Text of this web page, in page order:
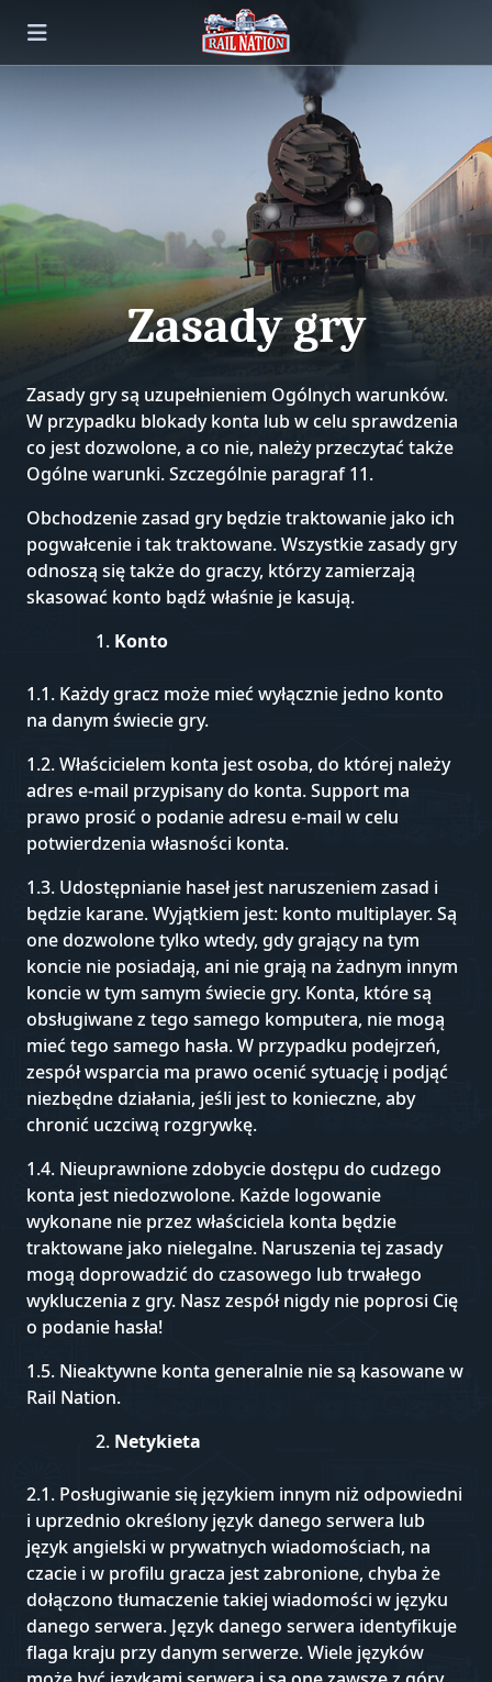
Zasady gry
Zasady gry są uzupełnieniem Ogólnych warunków.
W przypadku blokady konta lub w celu sprawdzenia
co jest dozwolone, a co nie, należy przeczytać także
Ogólne warunki. Szczególnie paragraf 11.
Obchodzenie zasad gry będzie traktowanie jako ich
pogwałcenie i tak traktowane. Wszystkie zasady gry
odnoszą się także do graczy, którzy zamierzają
skasować konto bądź właśnie je kasują.
Konto
1.1. Każdy gracz może mieć wyłącznie jedno konto
na danym świecie gry.
1.2. Właścicielem konta jest osoba, do której należy
adres e-mail przypisany do konta. Support ma
prawo prosić o podanie adresu e-mail w celu
potwierdzenia własności konta.
1.3. Udostępnianie haseł jest naruszeniem zasad i
będzie karane. Wyjątkiem jest: konto multiplayer. Są
one dozwolone tylko wtedy, gdy grający na tym
koncie nie posiadają, ani nie grają na żadnym innym
koncie w tym samym świecie gry. Konta, które są
obsługiwane z tego samego komputera, nie mogą
mieć tego samego hasła. W przypadku podejrzeń,
zespół wsparcia ma prawo ocenić sytuację i podjąć
niezbędne działania, jeśli jest to konieczne, aby
chronić uczciwą rozgrywkę.
1.4. Nieuprawnione zdobycie dostępu do cudzego
konta jest niedozwolone. Każde logowanie
wykonane nie przez właściciela konta będzie
traktowane jako nielegalne. Naruszenia tej zasady
mogą doprowadzić do czasowego lub trwałego
wykluczenia z gry. Nasz zespół nigdy nie poprosi Cię
o podanie hasła!
1.5. Nieaktywne konta generalnie nie są kasowane w
Rail Nation.
Netykieta
2.1. Posługiwanie się językiem innym niż odpowiedni
i uprzednio określony język danego serwera lub
język angielski w prywatnych wiadomościach, na
czacie i w profilu gracza jest zabronione, chyba że
dołączono tłumaczenie takiej wiadomości w języku
danego serwera. Język danego serwera identyfikuje
flaga kraju przy danym serwerze. Wiele języków